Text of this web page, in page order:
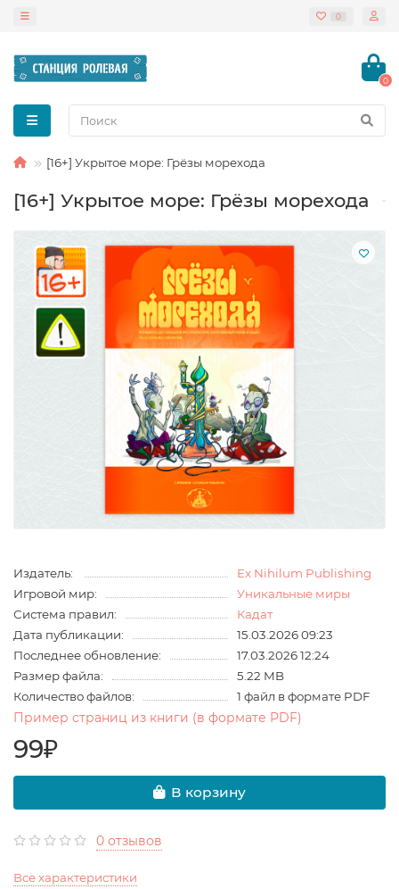
0
0
[16+] Укрытое море: Грёзы морехода
[16+] Укрытое море: Грёзы морехода
Издатель:
Ex Nihilum Publishing
Игровой мир:
Уникальные миры
Система правил:
Кадат
Дата публикации:
15.03.2026 09:23
Последнее обновление:
17.03.2026 12:24
Размер файла:
5.22 MB
Количество файлов:
1 файл в формате PDF
Пример страниц из книги (в формате PDF)
99₽
В корзину
0 отзывов
Все характеристики